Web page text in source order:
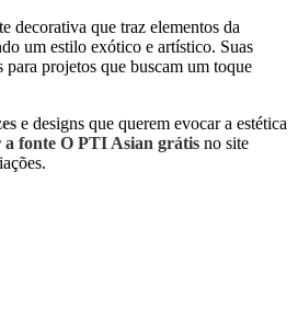
decorativa que traz elementos da
um estilo exótico e artístico. Suas
projetos que buscam um toque
e designs que querem evocar a estética
a fonte O PTI Asian grátis no site